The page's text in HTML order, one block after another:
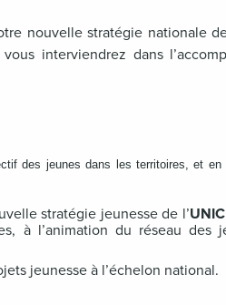
nouvelle stratégie nationale
interviendrez dans
des jeunes dans les territoires, et
stratégie jeunesse de l’
à l’animation du réseau des
jeunesse à l’échelon national.